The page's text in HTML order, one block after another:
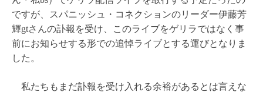
ですが、スパニッシュ・コネクションのリーダー伊藤芳
輝gtさんの訃報を受け、このライブをゲリラではなく事
前にお知らせする形での追悼ライブとする運びとなりま
した。
私たちもまだ訃報を受け入れる余裕があるとは言えな